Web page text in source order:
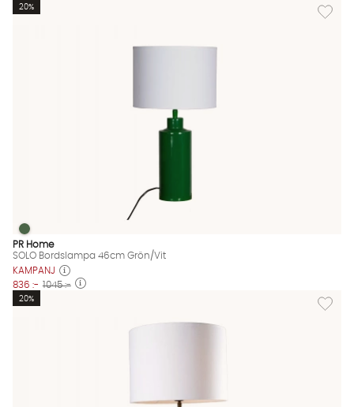
Lägg
20%
SOLO Bordslampa 46cm Grön/Vit Finns även i dessa färger:
SOLO Bordslampa 46cm Grön/Vit
PR Home
SOLO Bordslampa 46cm Grön/Vit
KAMPANJ
836 :- 1045 :-
Lägg
20%